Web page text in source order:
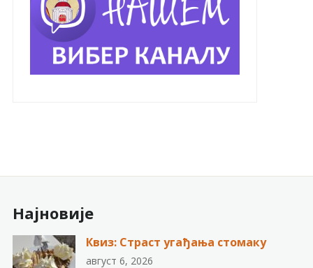
Најновије
Квиз: Страст угађања стомаку
август 6, 2026